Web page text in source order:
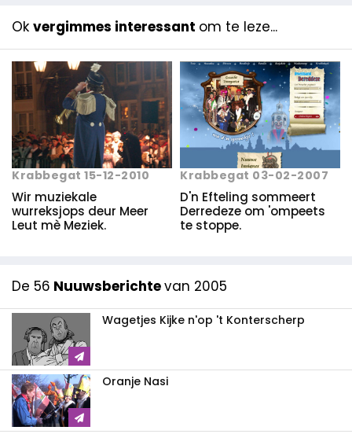
Ok vergimmes interessant om te leze...
Krabbegat 15-12-2010
Wir muziekale
wurreksjops deur Meer
Leut mè Meziek.
Krabbegat 03-02-2007
D'n Efteling sommeert
Derredeze om 'ompeets
te stoppe.
De 56 Nuuwsberichtevan 2005
Wagetjes Kijke n'op 't Konterscherp
Oranje Nasi